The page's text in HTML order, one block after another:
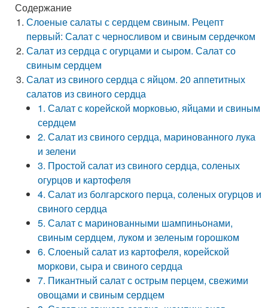
Содержание
Слоеные салаты с сердцем свиным. Рецепт
первый: Салат с черносливом и свиным сердечком
Салат из сердца с огурцами и сыром. Салат со
свиным сердцем
Салат из свиного сердца с яйцом. 20 аппетитных
салатов из свиного сердца
1. Салат с корейской морковью, яйцами и свиным
сердцем
2. Салат из свиного сердца, маринованного лука
и зелени
3. Простой салат из свиного сердца, соленых
огурцов и картофеля
4. Салат из болгарского перца, соленых огурцов и
свиного сердца
5. Салат с маринованными шампиньонами,
свиным сердцем, луком и зеленым горошком
6. Слоеный салат из картофеля, корейской
моркови, сыра и свиного сердца
7. Пикантный салат с острым перцем, свежими
овощами и свиным сердцем